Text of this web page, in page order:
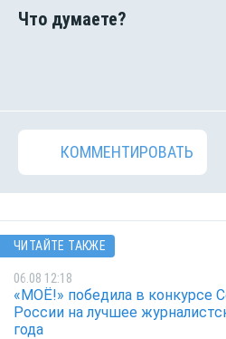
КОММЕНТИРОВАТЬ
ЧИТАЙТЕ ТАКЖЕ
06.08 12:18
«МОЁ!» победила в конкурсе
России на лучшее
года